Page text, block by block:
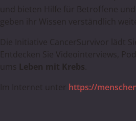
und bieten Hilfe für Betroffene
geben ihr Wissen verständlich
Die Initiative CancerSurvivor lädt
Entdecken Sie Videointerviews,
ums Leben mit Krebs
Im Internet unter https://